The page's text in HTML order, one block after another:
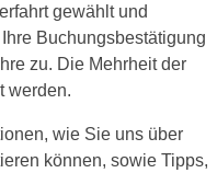
gewählt und
Buchungsbestätigung
zu. Die Mehrheit der
werden.
wie Sie uns über
können, sowie Tipps,